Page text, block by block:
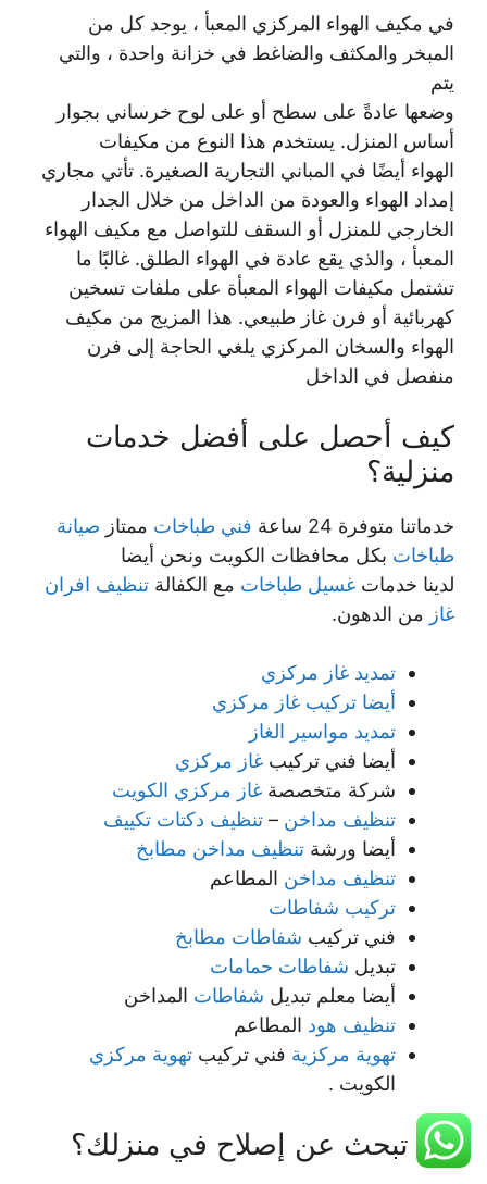
في مكيف الهواء المركزي المعبأ ، يوجد كل من
المبخر والمكثف والضاغط في خزانة واحدة ، والتي
يتم
وضعها عادةً على سطح أو على لوح خرساني بجوار
أساس المنزل. يستخدم هذا النوع من مكيفات
الهواء أيضًا في المباني التجارية الصغيرة. تأتي مجاري
إمداد الهواء والعودة من الداخل من خلال الجدار
الخارجي للمنزل أو السقف للتواصل مع مكيف الهواء
المعبأ ، والذي يقع عادة في الهواء الطلق. غالبًا ما
تشتمل مكيفات الهواء المعبأة على ملفات تسخين
كهربائية أو فرن غاز طبيعي. هذا المزيج من مكيف
الهواء والسخان المركزي يلغي الحاجة إلى فرن
منفصل في الداخل
كيف أحصل على أفضل خدمات
منزلية؟
خدماتنا متوفرة 24 ساعة فني طباخات ممتاز صيانة
طباخات بكل محافظات الكويت ونحن أيضا
لدينا خدمات غسيل طباخات مع الكفالة تنظيف افران
غاز من الدهون.
تمديد غاز مركزي
أيضا تركيب غاز مركزي
تمديد مواسير الغاز
أيضا فني تركيب غاز مركزي
شركة متخصصة غاز مركزي الكويت
تنظيف مداخن – تنظيف دكتات تكييف
أيضا ورشة تنظيف مداخن مطابخ
تنظيف مداخن المطاعم
تركيب شفاطات
فني تركيب شفاطات مطابخ
تبديل شفاطات حمامات
أيضا معلم تبديل شفاطات المداخن
تنظيف هود المطاعم
تهوية مركزية فني تركيب تهوية مركزي
الكويت .
هل تبحث عن إصلاح في منزلك؟